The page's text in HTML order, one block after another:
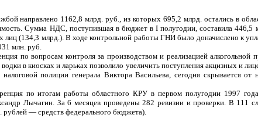
направлено 1162,8 млрд. руб., из которых 695,2 млрд. остались в
Сумма НДС, поступившая в бюджет в I полугодии, составила
лиц (134,3 млрд.). В ходе контрольной работы ГНИ было доначислено к
млн. руб.
по вопросам контроля за производством и реализацией алкогольной
в киосках и ларьках позволило увеличить поступления акцизных и
полиции генерала Виктора Васильева, сегодня скрывается от
по итогам работы областного КРУ в первом полугодии 1997
Лычагин. За 6 месяцев проведены 282 ревизии и проверки. В 111
— средств федерального бюджета).